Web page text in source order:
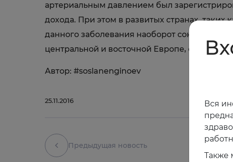
артериальным давлением был
дохода. При этом в развитых странах,
данного заболевания наоборот
центральной и восточной Европе,
Автор: #soslanenginoev
25.11.2016
Предыдущая новость
Вся
Также